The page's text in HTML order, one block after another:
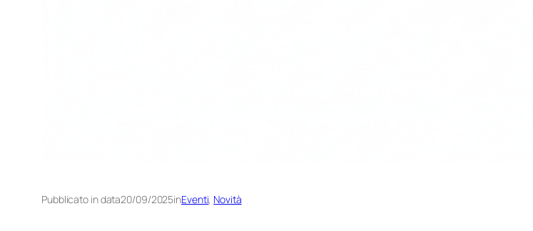
Pubblicato in data20/09/2025inEventi, Novità